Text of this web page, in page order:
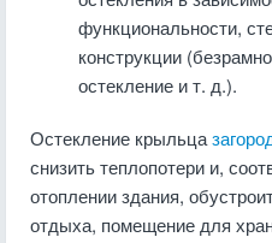
функциональности,
конструкции
остекление и т. д.).
Остекление крыльца
снизить теплопотери и,
отоплении здания,
отдыха, помещение для